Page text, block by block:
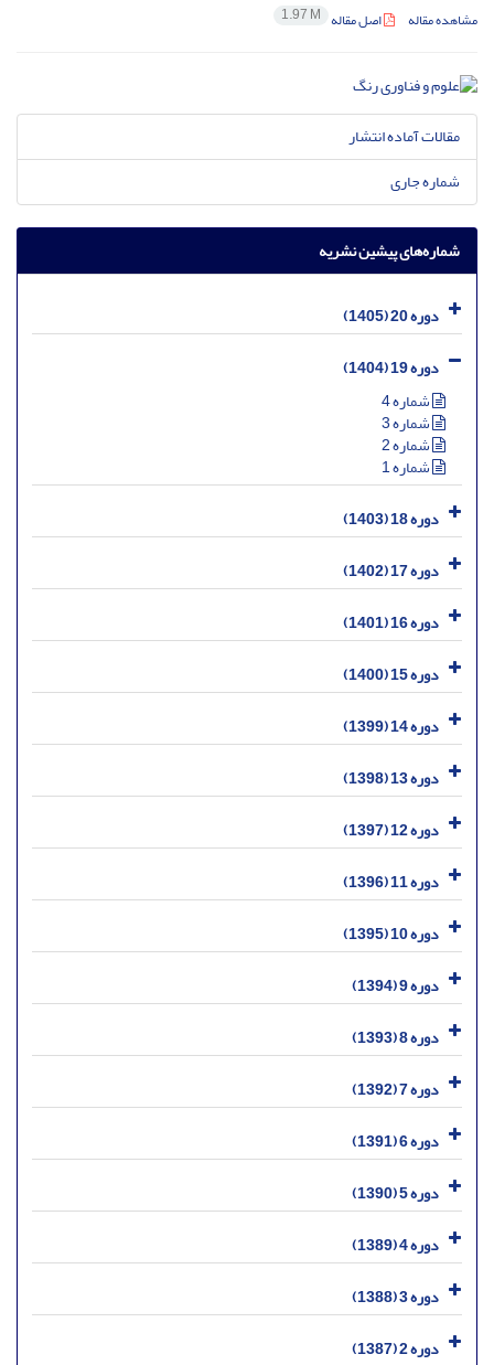
مشاهده مقاله اصل مقاله 1.97 M
مقالات آماده انتشار
شماره جاری
شماره‌های پیشین نشریه
دوره 20 (1405)
دوره 19 (1404)
شماره 4
شماره 3
شماره 2
شماره 1
دوره 18 (1403)
دوره 17 (1402)
دوره 16 (1401)
دوره 15 (1400)
دوره 14 (1399)
دوره 13 (1398)
دوره 12 (1397)
دوره 11 (1396)
دوره 10 (1395)
دوره 9 (1394)
دوره 8 (1393)
دوره 7 (1392)
دوره 6 (1391)
دوره 5 (1390)
دوره 4 (1389)
دوره 3 (1388)
دوره 2 (1387)